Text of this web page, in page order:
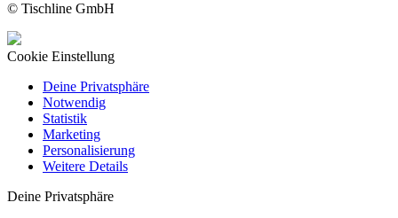
© Tischline GmbH
Cookie Einstellung
Deine Privatsphäre
Notwendig
Statistik
Marketing
Personalisierung
Weitere Details
Deine Privatsphäre